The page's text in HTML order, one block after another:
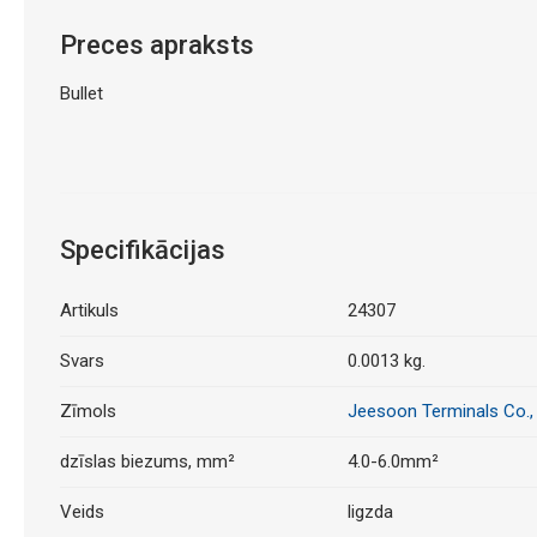
Preces apraksts
Bullet
Specifikācijas
Artikuls 24307
Svars 0.0013 kg.
Zīmols Jeesoon Terminals
dzīslas biezums, mm² 4.0-6.0mm²
Veids ligzda